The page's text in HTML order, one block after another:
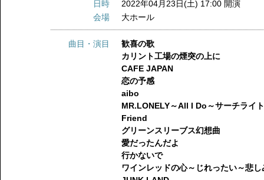
日時
2022年04月23日(土) 17:00 開演
会場
大ホール
曲目・演目
歓喜の歌
カリント工場の煙突の上に
CAFE JAPAN
恋の予感
aibo
MR.LONELY～All I Do～サーチライ
Friend
グリーンスリーブス幻想曲
愛だったんだよ
行かないで
ワインレッドの心～じれったい～悲